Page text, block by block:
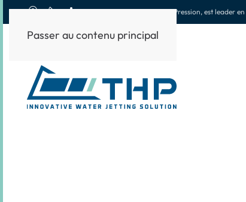
Passer au contenu principal
THP, Techniques Haute Pression, est leader en